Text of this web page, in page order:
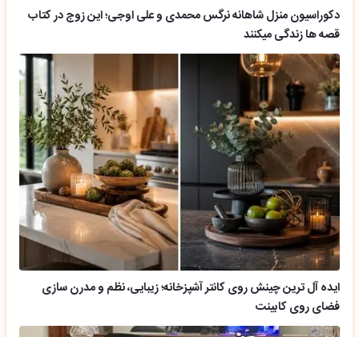
دکوراسیون منزل شاهانه نرگس محمدی و علی اوجی؛ این زوج در کتاب
قصه ها زندگی میکنند
ایده آل ترین چینش روی کانتر آشپزخانه؛ زیبایی، نظم و مدرن سازی
فضای روی کابینت